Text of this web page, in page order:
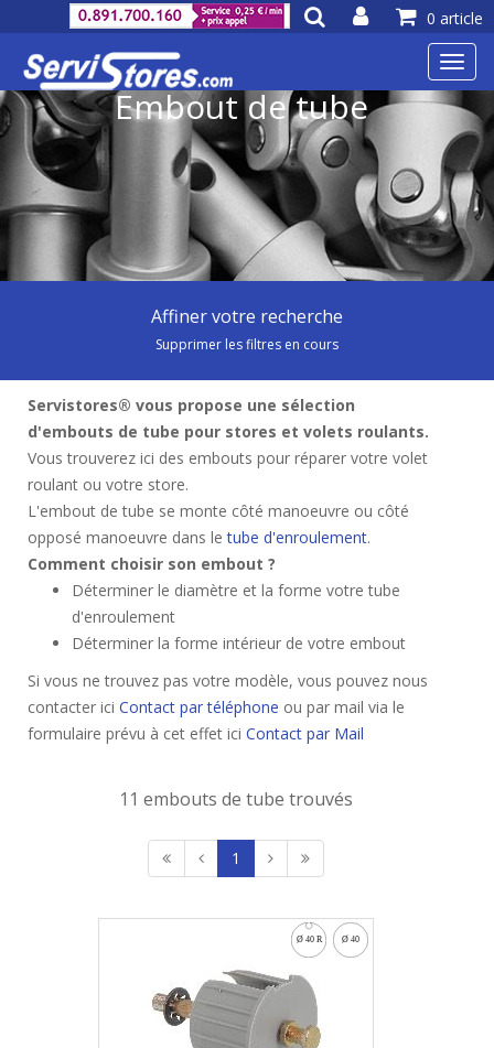
0 article
Embout de tube
Affiner votre recherche
Supprimer les filtres en cours
Servistores® vous propose une sélection
d'embouts de tube pour stores et volets roulants.
Vous trouverez ici des embouts pour réparer votre volet
roulant ou votre store.
L'embout de tube se monte côté manoeuvre ou côté
opposé manoeuvre dans letube d'enroulement.
Comment choisir son embout ?
Déterminer le diamètre et la forme votre tube
d'enroulement
Déterminer la forme intérieur de votre embout
Si vous ne trouvez pas votre modèle, vous pouvez nous
contacter ici Contact par téléphone ou par mail via le
formulaire prévu à cet effet ici Contact par Mail
11 embouts de tube trouvés
1